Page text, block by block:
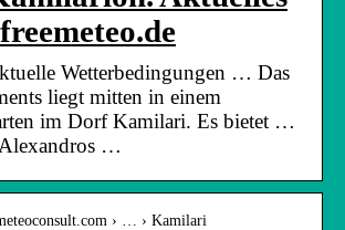
Wetterbedingungen … Das
liegt mitten in einem
im Dorf Kamilari. Es bietet …
…
› … › Kamilari